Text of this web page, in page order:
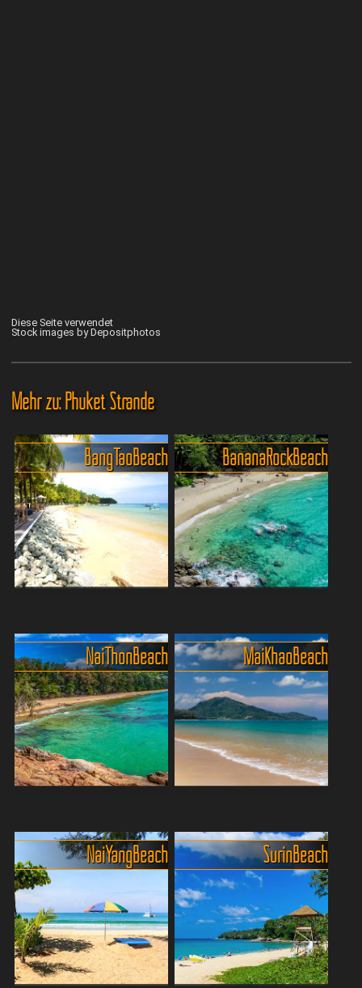
Diese Seite verwendet
Stock images by Depositphotos
Mehr zu: Phuket Strände
Phuket
Der Bang Tao Beach liegt im
Nordwesten von Phuket und
erstreckt sich über eine
Länge von etwa sechs
Kilometern. Er ist einer der
längsten Strände der ...
Bang Tao Beach
Erlebe den Banana Beach
auf Phuket – lange Zeit ein
echtes verstecktes Juwel
mit kristallklarem Wasser,
feinem, goldenem Sand und
üppiger tropischer V...
Banana Rock Beach
Naithon Beach – einer von
Phukets stilleren Stars. Hier
gibt’s keine Partymeilen,
keine Jet-Ski-Kolonnen,
sondern viel Ruhe, weichen
Sand und türkisbl...
Nai Thon Beach
Mai Khao Beach, gelegen in
Phukets Nordwesten, ist ein
eher unberührtes und
bezauberndes Ziel für
Strandliebhaber. Entlang der
Nordwestküste der Insel...
Mai Khao Beach
Nai Yang Beach Surin Beach